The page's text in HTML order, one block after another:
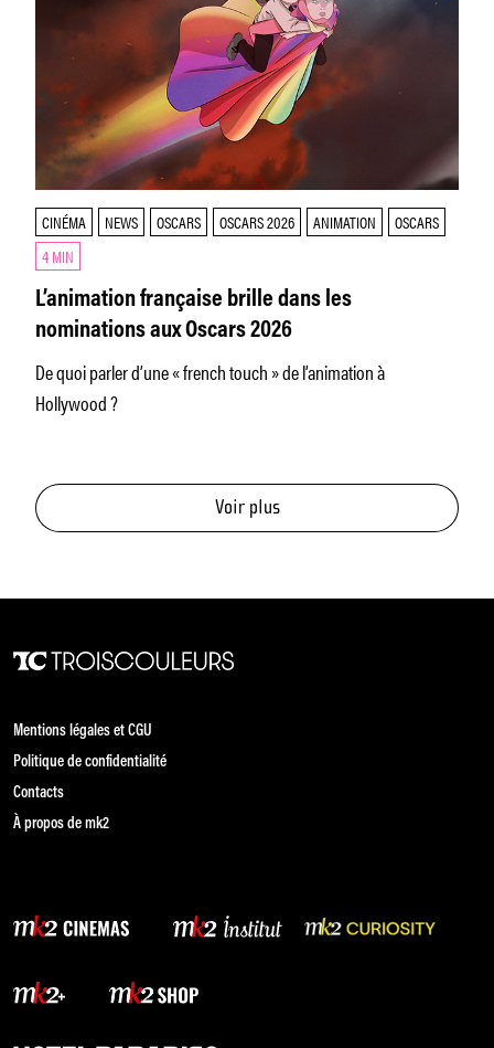
CINÉMA NEWS OSCARS OSCARS 2026 ANIMATION
OSCARS
4 MIN
L’animation française brille dans les
nominations aux Oscars 2026
De quoi parler d’une « french touch » de l’animation à
Hollywood ?
Voir plus
Mentions légales et CGU
Politique de confidentialité
Contacts
À propos de mk2